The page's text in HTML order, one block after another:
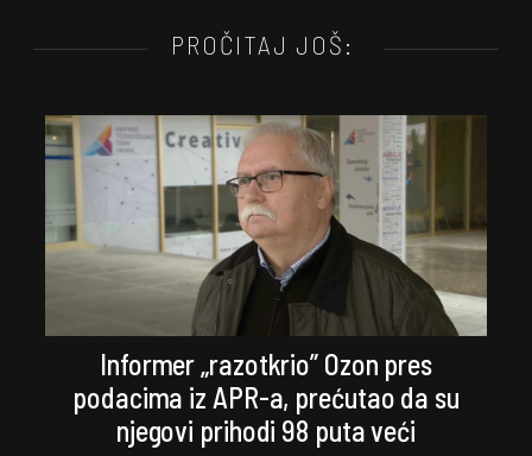
PROČITAJ JOŠ:
Informer „razotkrio” Ozon pres
podacima iz APR-a, prećutao da su
njegovi prihodi 98 puta veći